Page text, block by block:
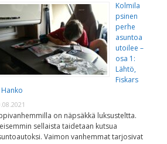
Kolmila
psinen
perhe
asuntoa
utoilee –
osa 1:
Lähtö,
Fiskars
Hanko
on näpsäkkä luksusteltta.
sellaista taidetaan kutsua
Vaimon vanhemmat tarjosivat